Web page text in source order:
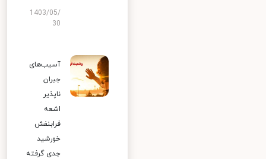
1403/05/
30
آسیب‌های
جبران
ناپذیر
اشعه
فرابنفش
خورشید
جدی گرفته